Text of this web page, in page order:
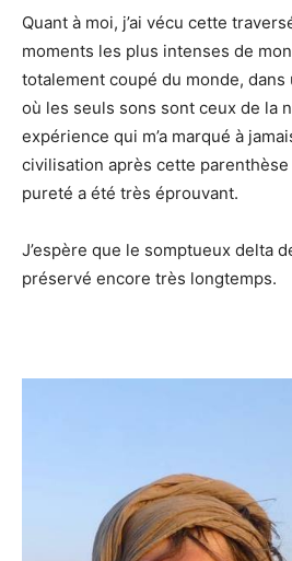
Quant à moi, j’ai vécu cette
moments les plus intenses de
totalement coupé du monde,
où les seuls sons sont ceux de la
expérience qui m’a marqué à
civilisation après cette
pureté a été très éprouvant.
J’espère que le somptueux delta
préservé encore très longtemps.